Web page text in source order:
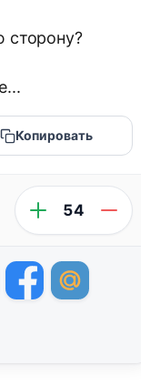
сторону?
Копировать
54